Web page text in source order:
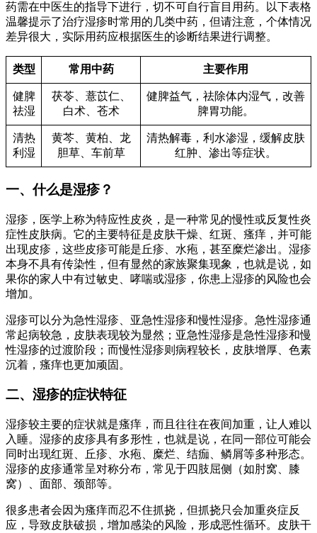
药需在中医生的指导下进行，切不可自行盲目用药。以下表格
温馨提示了治疗湿疹时常用的几类中药，但请注意，个体情况
差异很大，实际用药应根据医生的诊断结果进行调整。
类型 常用中药 主要作用
健脾
祛湿
茯苓、薏苡仁、
白术、苍术
健脾益气，祛除体内湿气，改善
脾胃功能。
清热
利湿
黄芩、黄柏、龙
胆草、车前草
清热解毒，利水渗湿，缓解皮肤
红肿、渗出等症状。
一、什么是湿疹？
湿疹，医学上称为特应性皮炎，是一种常见的慢性或反复性炎
症性皮肤病。它的主要特征是皮肤干燥、红斑、瘙痒，并可能
出现皮疹，这些皮疹可能是丘疹、水疱，甚至糜烂渗出。湿疹
本身不具有传染性，但有显然的家族聚集现象，也就是说，如
果你的家人中有过敏史、哮喘或湿疹，你患上湿疹的风险也会
增加。
湿疹可以分为急性湿疹、亚急性湿疹和慢性湿疹。急性湿疹通
常起病较急，皮肤表现较为显然；亚急性湿疹是急性湿疹和慢
性湿疹的过渡阶段；而慢性湿疹则病程较长，皮肤增厚、色素
沉着，瘙痒也更加顽固。
二、湿疹的症状特征
湿疹较主要的症状就是瘙痒，而且往往在夜间加重，让人难以
入睡。湿疹的皮疹具有多形性，也就是说，在同一部位可能会
同时出现红斑、丘疹、水疱、糜烂、结痂、鳞屑等多种形态。
湿疹的皮疹通常呈对称分布，常见于四肢屈侧（如肘窝、膝
窝）、面部、颈部等。
很多患者会因为瘙痒而忍不住抓挠，但抓挠只会加重炎症反
应，导致皮肤破损，增加感染的风险，形成恶性循环。皮肤干